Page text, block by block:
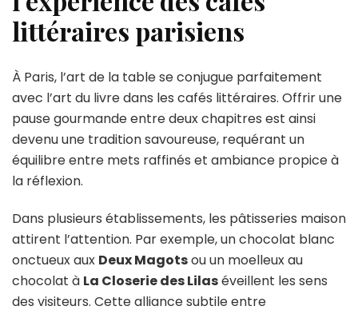
littéraires parisiens
À Paris, l’art de la table se conjugue parfaitement
avec l’art du livre dans les cafés littéraires. Offrir une
pause gourmande entre deux chapitres est ainsi
devenu une tradition savoureuse, requérant un
équilibre entre mets raffinés et ambiance propice à
la réflexion.
Dans plusieurs établissements, les pâtisseries maison
attirent l’attention. Par exemple, un chocolat blanc
onctueux aux Deux Magotsou un moelleux au
chocolat à La Closerie des Lilaséveillent les sens
des visiteurs. Cette alliance subtile entre